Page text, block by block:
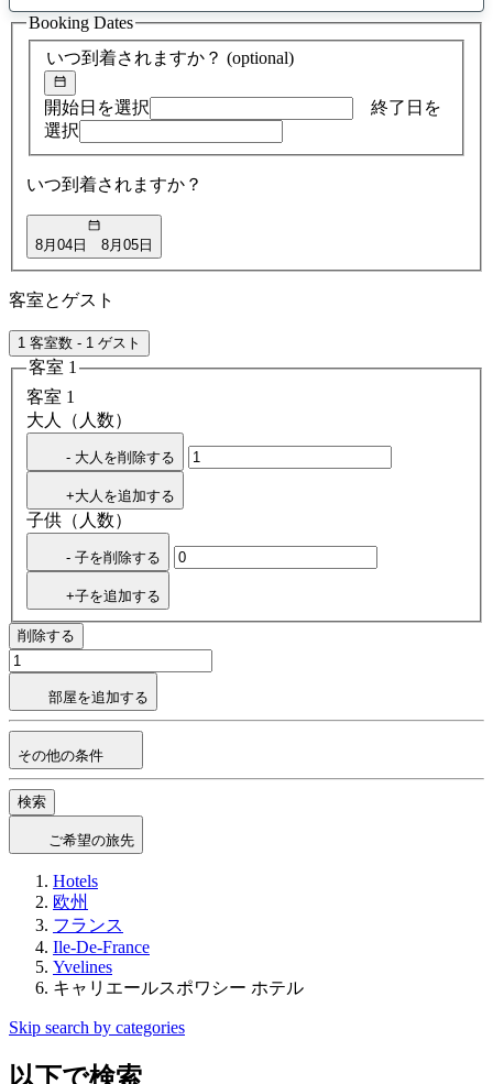
ア
ド
バ
イ
検
索
いつ到着されますか？ (optional)
開始日を選択
終了日を
選択
いつ到着されますか？
8月04日 8月05日
Booking Dates
客室とゲスト
1 客室数 - 1 ゲスト
客室 1
客室 1
大人（人数）
- 大人を削除する
+大人を追加する
子供（人数）
- 子を削除する
+子を追加する
削除する
部屋を追加する
その他の条件
検索
ご希望の旅先
Hotels
欧州
フランス
Ile-De-France
Yvelines
キャリエールスポワシー ホテル
Skip search by categories
以下で検索